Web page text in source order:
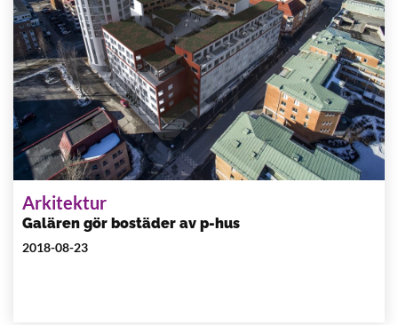
Arkitektur
Galären gör bostäder av p-hus
2018-08-23